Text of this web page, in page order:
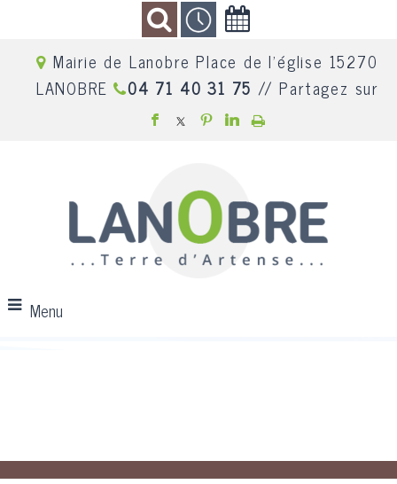
Mairie de Lanobre Place de l'église 15270
LANOBRE 04 71 40 31 75 // Partagez sur
Menu